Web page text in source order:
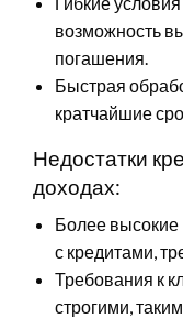
возможность
погашения.
Быстрая
кратчайшие
Недостатки
доходах:
Более высокие
с кредитами,
Требования к
строгими,